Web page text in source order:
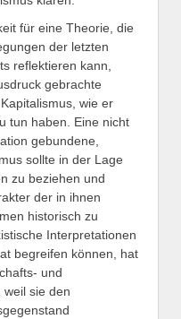
für eine Theorie, die
der letzten
reflektieren kann,
gebrachte
wie er
tun haben. Eine nicht
gebundene,
sollte in der Lage
zu beziehen und
der in ihnen
historisch zu
Interpretationen
begreifen können, hat
und
sie den